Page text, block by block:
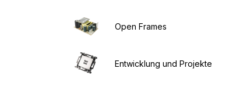
Open Frames
Entwicklung und Projekte